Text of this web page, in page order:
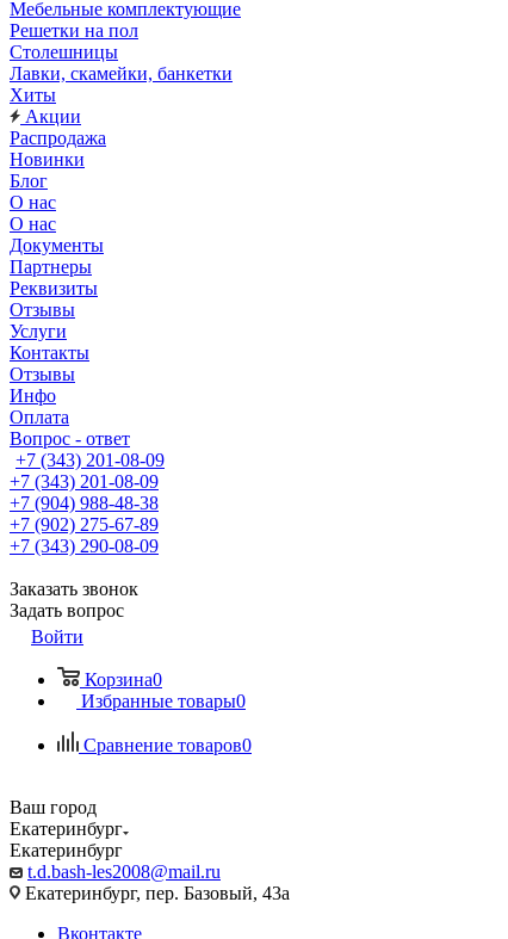
Мебельные комплектующие
Решетки на пол
Столешницы
Лавки, скамейки, банкетки
Хиты
Акции
Распродажа
Новинки
Блог
О нас
О нас
Документы
Партнеры
Реквизиты
Отзывы
Услуги
Контакты
Отзывы
Инфо
Оплата
Вопрос - ответ
+7 (343) 201-08-09
+7 (343) 201-08-09
+7 (904) 988-48-38
+7 (902) 275-67-89
+7 (343) 290-08-09
Заказать звонок
Задать вопрос
Войти
Корзина0
Избранные товары0
Сравнение товаров0
Ваш город
Екатеринбург
Екатеринбург
t.d.bash-les2008@mail.ru
Екатеринбург, пер. Базовый, 43а
Вконтакте